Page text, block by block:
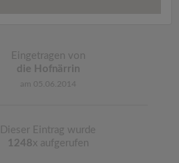
Eingetragen von
die Hofnärrin
am 05.06.2014
Dieser Eintrag wurde
1248x aufgerufen